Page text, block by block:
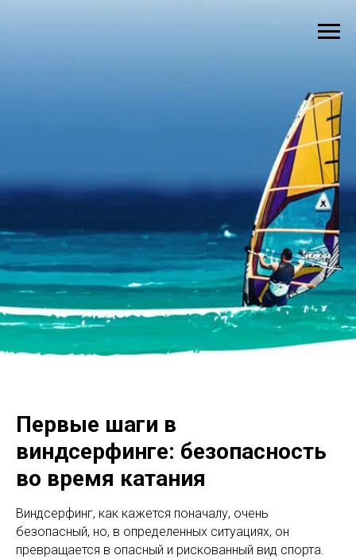
Первые шаги в
виндсерфинге: безопасность
во время катания
Виндсерфинг, как кажется поначалу, очень
безопасный, но, в определенных ситуациях, он
превращается в опасный и рискованный вид спорта.